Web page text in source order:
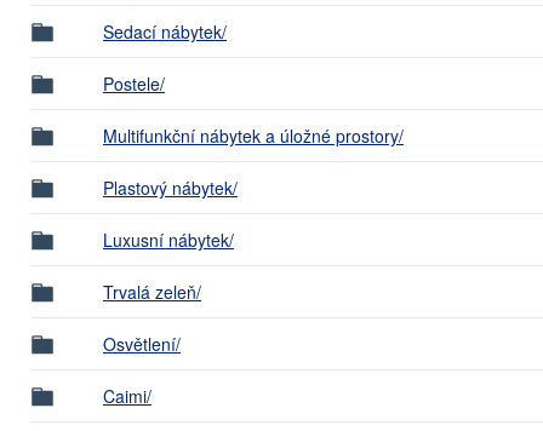
Sedací nábytek/
Postele/
Multifunkční nábytek a úložné prostory/
Plastový nábytek/
Luxusní nábytek/
Trvalá zeleň/
Osvětlení/
Caimi/